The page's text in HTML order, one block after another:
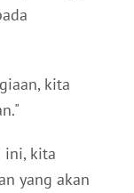
kita
ini, kita
yang akan